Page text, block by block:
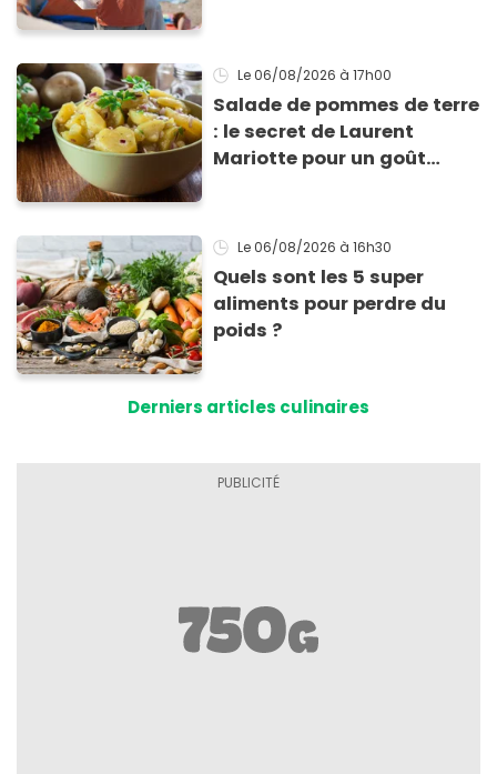
Le 06/08/2026 à 17h00
Salade de pommes de terre
: le secret de Laurent
Mariotte pour un goût
Le 06/08/2026 à 16h30
Quels sont les 5 super
aliments pour perdre du
poids ?
Derniers articles culinaires